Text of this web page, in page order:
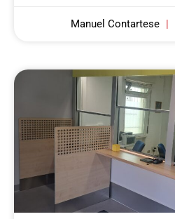
Manuel Contartese